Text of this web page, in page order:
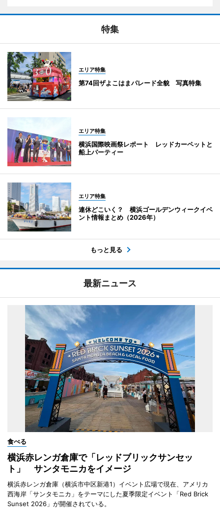
特集
エリア特集
第74回ザよこはまパレード全貌 写真特集
エリア特集
横浜国際映画祭レポート レッドカーペットと
船上パーティー
エリア特集
連休どこいく？ 横浜ゴールデンウィークイベ
ント情報まとめ（2026年）
もっと見る
最新ニュース
食べる
横浜赤レンガ倉庫で「レッドブリックサンセッ
ト」 サンタモニカをイメージ
横浜赤レンガ倉庫（横浜市中区新港1）イベント広場で現在、アメリカ
西海岸「サンタモニカ」をテーマにした夏季限定イベント「Red Brick
Sunset 2026」が開催されている。